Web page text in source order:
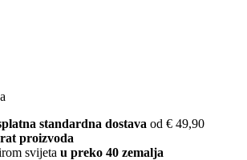
standardna dostava od € 49,90
proizvoda
svijeta u preko 40 zemalja